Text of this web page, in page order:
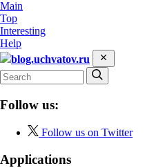
Main
Top
Interesting
Help
blog.uchvatov.ru
Follow us:
Follow us on Twitter
Applications